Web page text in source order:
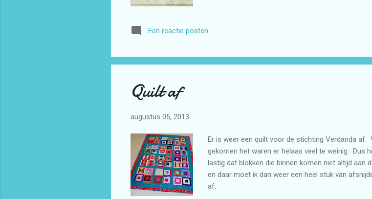
Een reactie posten
Quilt af
augustus 05, 2013
Er is weer een quilt voor de stichting Verdanda af.
gekomen het waren er helaas veel te weinig . Dus
lastig dat blokken die binnen komen niet altijd aan
en daar moet ik dan weer een heel stuk van
af.